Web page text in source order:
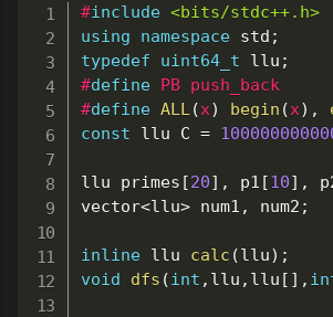
#include <bits/stdc++.h>
using
namespace std ;
typedef
uint64_t llu ;
#define PB push_back
#define ALL(x) begin (x) ,
const llu C =
llu primes [20] , p1 [10] ,
vector<llu> num1 , num2 ;
inline llu calc (llu) ;
void
dfs (int , llu , llu [ ] ,